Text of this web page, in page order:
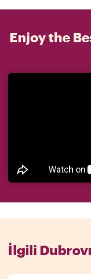
Enjoy the
İlgili